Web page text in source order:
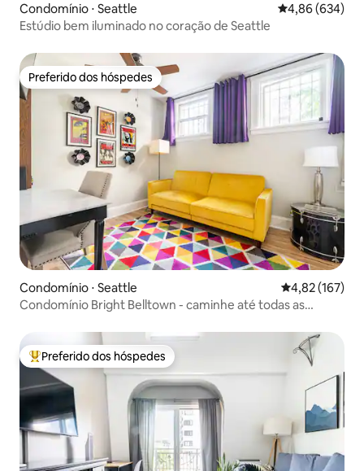
Condomínio ⋅ Seattle 4,86 de uma
4,86 (634)
Estúdio bem iluminado no coração de Seattle
Preferido dos hóspedes
Preferido dos hóspedes
Condomínio ⋅ Seattle 4,82 de uma
4,82 (167)
Condomínio Bright Belltown - caminhe até todas as
Entre os melhores preferidos dos hóspedes
Preferido dos hóspedes